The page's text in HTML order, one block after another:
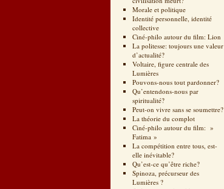
Morale et politique
Identité personnelle, identité
collective
Ciné-philo autour du film: Lion
La politesse: toujours une valeur
d’actualité?
Voltaire, figure centrale des
Lumières
Pouvons-nous tout pardonner?
Qu’entendons-nous par
spiritualité?
Peut-on vivre sans se soumettre?
La théorie du complot
Ciné-philo autour du film: »
Fatima »
La compétition entre tous, est-
elle inévitable?
Qu’est-ce qu’être riche?
Spinoza, précurseur des
Lumières ?